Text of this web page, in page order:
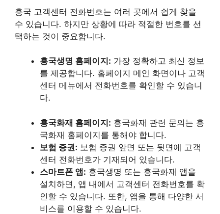
흥국 고객센터 전화번호는 여러 곳에서 쉽게 찾을
수 있습니다. 하지만 상황에 따라 적절한 번호를 선
택하는 것이 중요합니다.
흥국생명 홈페이지: 가장 정확하고 최신 정보
를 제공합니다. 홈페이지 메인 화면이나 고객
센터 메뉴에서 전화번호를 확인할 수 있습니
다.
흥국화재 홈페이지: 흥국화재 관련 문의는 흥
국화재 홈페이지를 통해야 합니다.
보험 증권: 보험 증권 앞면 또는 뒷면에 고객
센터 전화번호가 기재되어 있습니다.
스마트폰 앱: 흥국생명 또는 흥국화재 앱을
설치하면, 앱 내에서 고객센터 전화번호를 확
인할 수 있습니다. 또한, 앱을 통해 다양한 서
비스를 이용할 수 있습니다.